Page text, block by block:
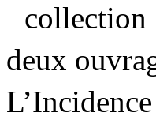
collection
deux